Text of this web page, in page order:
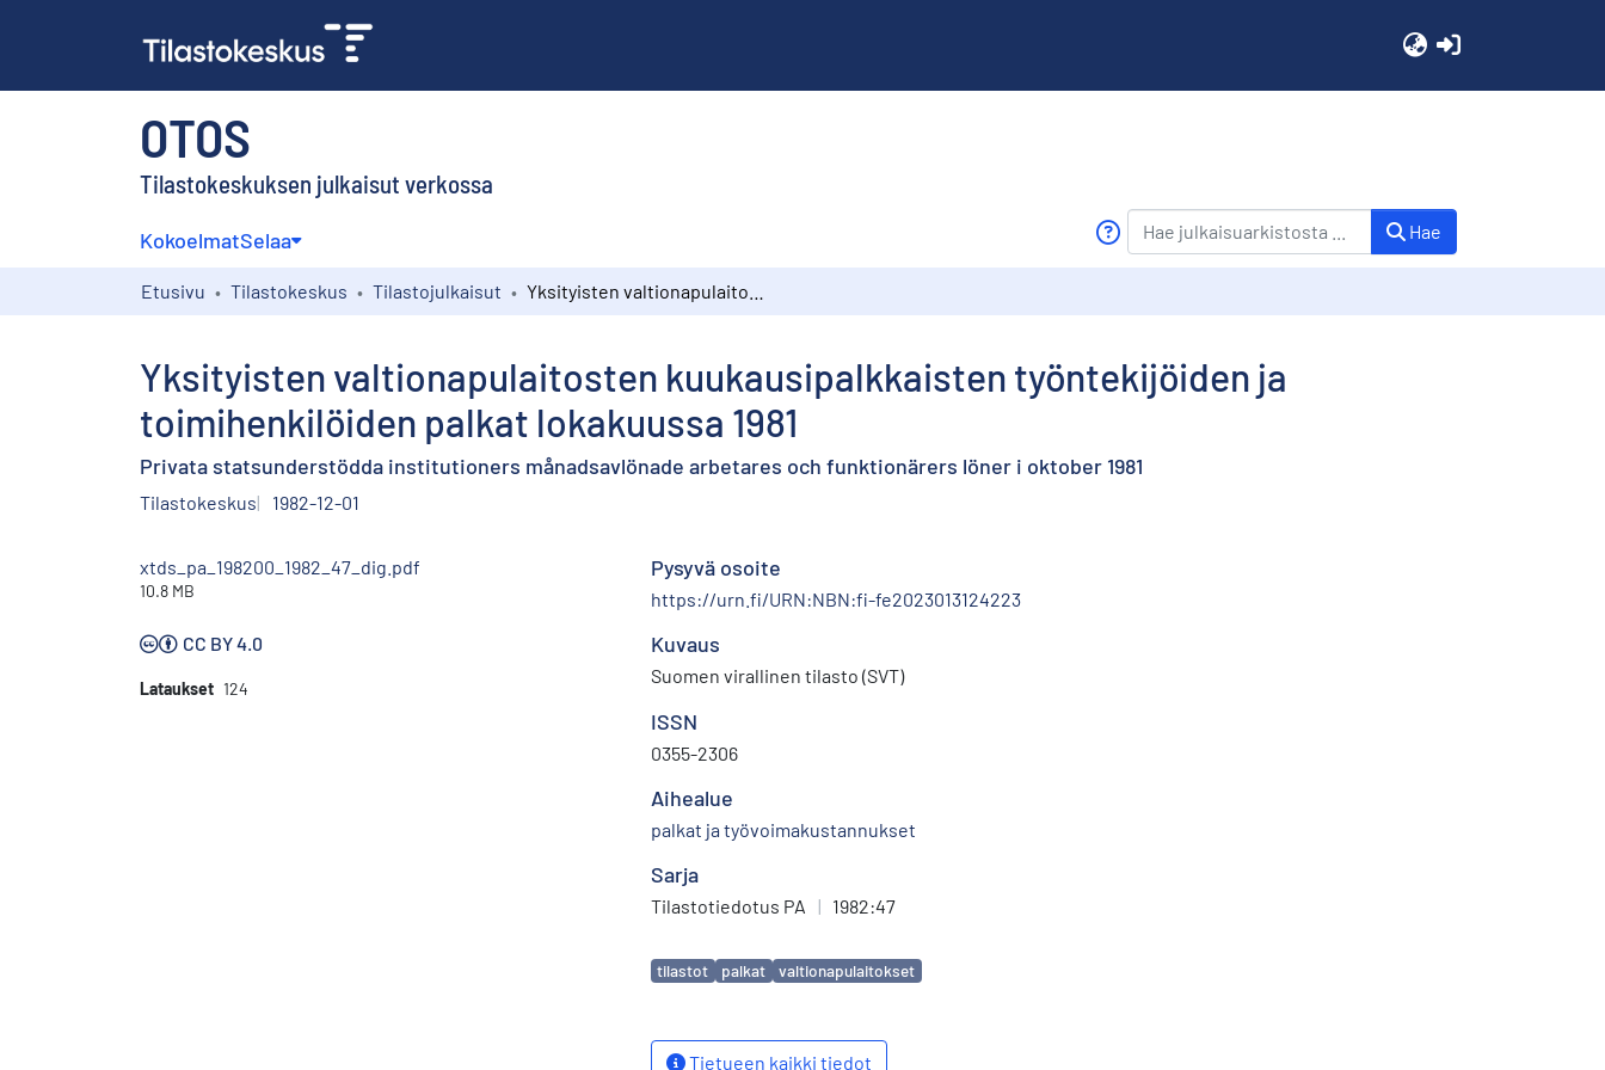
OTOS
Tilastokeskuksen julkaisut verkossa
KokoelmatSelaa Hae
Etusivu Tilastokeskus Tilastojulkaisut
Yksityisten valtionapulaitosten kuukausipalkkaisten työntekijöiden ja
toimihenkilöiden palkat lokakuussa 1981
Privata statsunderstödda institutioners månadsavlönade arbetares och funktionärers löner i oktober 1981
Tilastokeskus 1982-12-01
xtds_pa_198200_1982_47_dig.pdf
10.8 MB
CC BY 4.0
Lataukset 124
Pysyvä osoite
https://urn.fi/URN:NBN:fi-fe2023013124223
Kuvaus
Suomen virallinen tilasto (SVT)
ISSN
0355-2306
Aihealue
palkat ja työvoimakustannukset
Sarja
Tilastotiedotus PA | 1982:47
Avainsanat
tilastot palkat valtionapulaitokset
Tietueen kaikki tiedot